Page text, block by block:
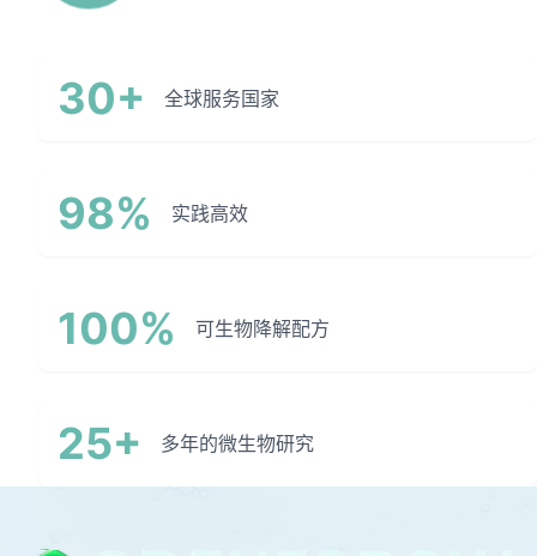
30+ 全球服务国家
98% 实践高效
100% 可生物降解配方
25+ 多年的微生物研究